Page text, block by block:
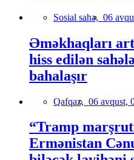
Sosial sahə, 06
Əməkhaqları
hiss edilən
bahalaşır
Qafqaz, 06 avqust,
“Tramp
Ermənistan